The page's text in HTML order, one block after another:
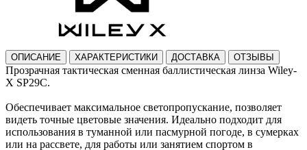
ОПИСАНИЕ ХАРАКТЕРИСТИКИ ДОСТАВКА ОТЗЫВЫ
Прозрачная тактическая сменная баллистическая линза Wiley-
X SP29C.
Обеспечивает максимальное светопропускание, позволяет
видеть точные цветовые значения. Идеально подходит для
использования в туманной или пасмурной погоде, в сумерках
или на рассвете, для работы или занятием спортом в